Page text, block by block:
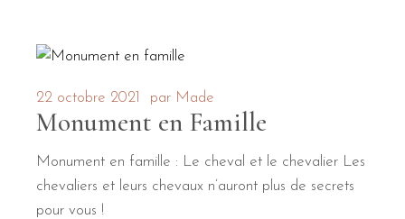
22 octobre 2021 par Made
Monument en Famille
Monument en famille : Le cheval et le chevalier Les
chevaliers et leurs chevaux n’auront plus de secrets
pour vous !